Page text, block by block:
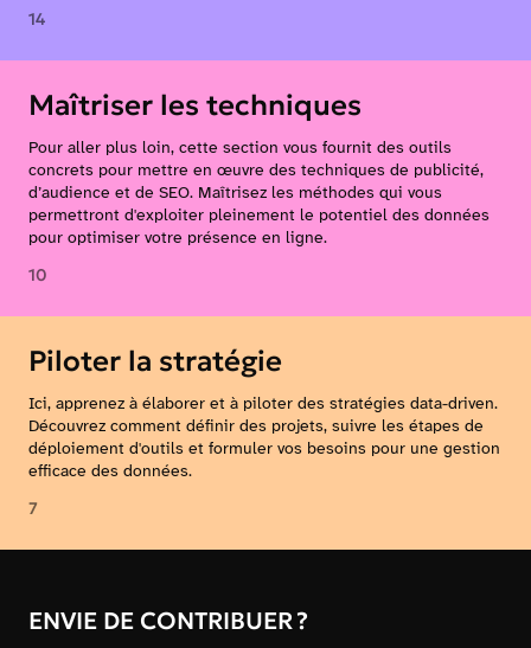
14
Maîtriser les techniques
Pour aller plus loin, cette section vous fournit des outils
concrets pour mettre en œuvre des techniques de publicité,
d’audience et de SEO. Maîtrisez les méthodes qui vous
permettront d'exploiter pleinement le potentiel des données
pour optimiser votre présence en ligne.
10
Piloter la stratégie
Ici, apprenez à élaborer et à piloter des stratégies data-driven.
Découvrez comment définir des projets, suivre les étapes de
déploiement d'outils et formuler vos besoins pour une gestion
efficace des données.
7
ENVIE DE CONTRIBUER ?